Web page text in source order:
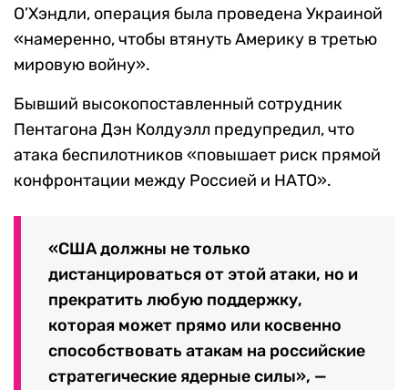
О’Хэндли, операция была проведена Украиной
«намеренно, чтобы втянуть Америку в третью
мировую войну».
Бывший высокопоставленный сотрудник
Пентагона Дэн Колдуэлл предупредил, что
атака беспилотников «повышает риск прямой
конфронтации между Россией и НАТО».
«США должны не только
дистанцироваться от этой атаки, но и
прекратить любую поддержку,
которая может прямо или косвенно
способствовать атакам на российские
стратегические ядерные силы», —